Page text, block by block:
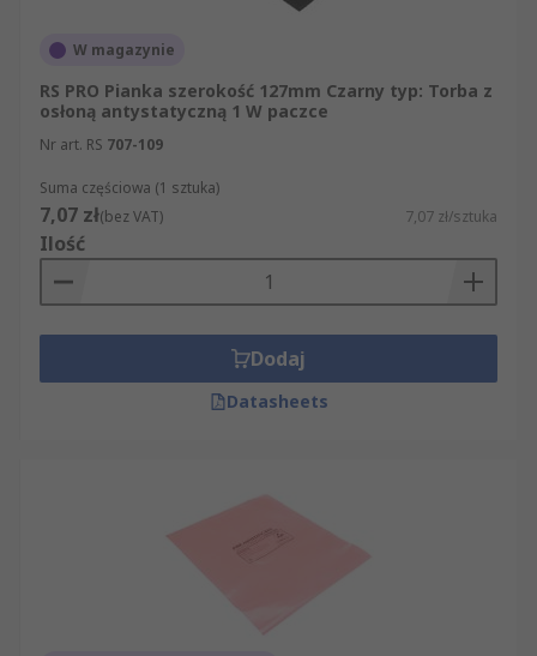
W magazynie
RS PRO Pianka szerokość 127mm Czarny typ: Torba z
osłoną antystatyczną 1 W paczce
Nr art. RS 707-109
Suma częściowa (1 sztuka)
7,07 zł(bez VAT) 7,07 zł/sztuka
Ilość
Dodaj
Datasheets